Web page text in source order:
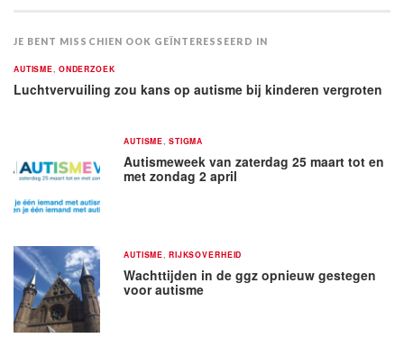
JE BENT MISSCHIEN OOK GEÏNTERESSEERD IN
AUTISME ONDERZOEK
Luchtvervuiling zou kans op autisme bij kinderen vergroten
AUTISME STIGMA
Autismeweek van zaterdag 25 maart tot en
met zondag 2 april
AUTISME RIJKSOVERHEID
Wachttijden in de ggz opnieuw gestegen
voor autisme